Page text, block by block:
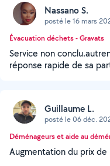
Nassano S.
posté le 16 mars
Évacuation déchets - Gravats
Service non
réponse rapide de sa
Guillaume L.
posté le 06 déc.
Déménageurs et aide au
Augmentation du prix de